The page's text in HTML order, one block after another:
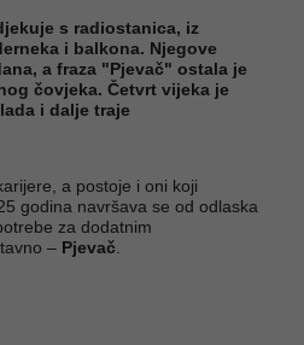
s radiostanica, iz
i balkona. Njegove
a fraza "Pjevač" ostala je
čovjeka. Četvrt vijeka je
i dalje traje
a postoje i oni koji
godina navršava se od odlaska
za dodatnim
– Pjevač